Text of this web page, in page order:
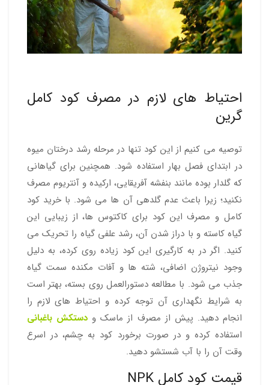
احتیاط های لازم در مصرف کود کامل
گرین
توصیه می کنیم از این کود تنها در مرحله رشد درختان میوه
در ابتدای فصل بهار استفاده شود. همچنین برای گیاهانی
که گلدار بوده مانند بنفشه آفریقایی، ارکیده و آنتریوم مصرف
نکنید؛ زیرا باعث عدم گلدهی آن ها می شود. با خرید کود
کامل و مصرف این کود برای کاکتوس ها، از زیبایی این
گیاه کاسته و با دراز شدن آن، رشد علفی گیاه را تحریک می
کنید. اگر در به کارگیری این کود زیاده روی کرده، به دلیل
وجود نیتروژن اضافی، شته ها و آفات مکنده سمت گیاه
جذب می شود. با مطالعه دستورالعمل روی بسته، بهتر است
به شرایط نگهداری آن توجه کرده و احتیاط های لازم را
انجام دهید. پیش از مصرف از ماسک و دستکش باغبانی
استفاده کرده و در صورت برخورد کود به چشم، در اسرع
وقت آن را با آب شستشو دهید.
قیمت کود کامل NPK